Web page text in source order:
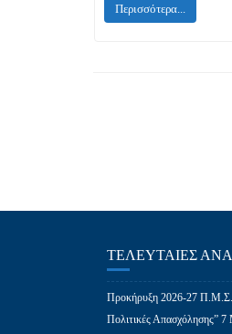
Περισσότερα...
ΤΕΛΕΥΤΑΊΕΣ
Προκήρυξη 2026-27 Π.Μ.Σ.
Πολιτικές Απασχόλησης” 7